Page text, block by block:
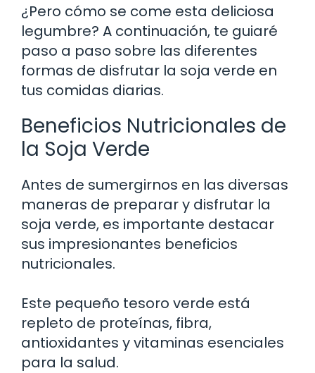
¿Pero cómo se come esta deliciosa
legumbre? A continuación, te guiaré
paso a paso sobre las diferentes
formas de disfrutar la soja verde en
tus comidas diarias.
Beneficios Nutricionales de
la Soja Verde
Antes de sumergirnos en las diversas
maneras de preparar y disfrutar la
soja verde, es importante destacar
sus impresionantes beneficios
nutricionales.
Este pequeño tesoro verde está
repleto de proteínas, fibra,
antioxidantes y vitaminas esenciales
para la salud.